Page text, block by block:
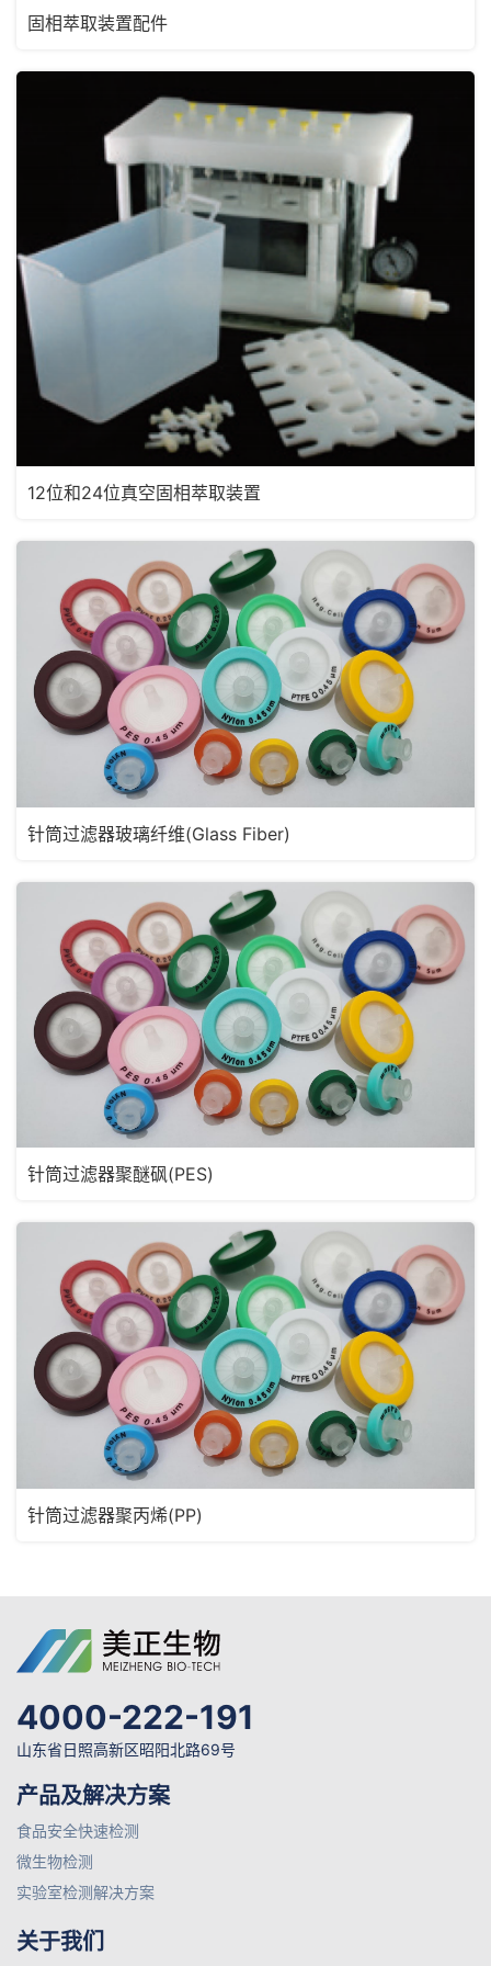
固相萃取装置配件
12位和24位真空固相萃取装置
针筒过滤器玻璃纤维(Glass Fiber)
针筒过滤器聚醚砜(PES)
针筒过滤器聚丙烯(PP)
4000-222-191
山东省日照高新区昭阳北路69号
产品及解决方案
食品安全快速检测
微生物检测
实验室检测解决方案
关于我们